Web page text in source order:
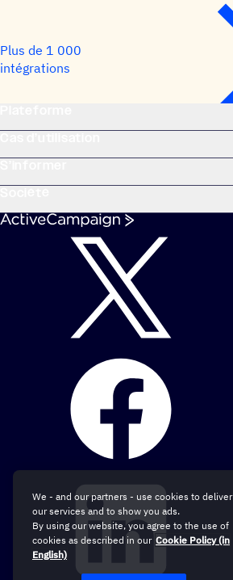
Plus de 1 000
intégrations
We - and our partners - use cookies to deliver
our services and to show you ads.
By using our website, you agree to the use of
cookies as described in our Cookie Policy (in
English)